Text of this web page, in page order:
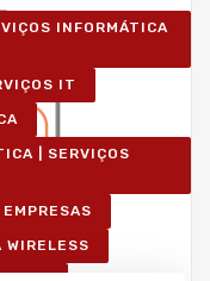
INFORMÁTICA
IT
| SERVIÇOS
WIRELESS